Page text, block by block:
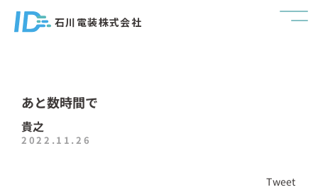
石川電装株式会社
あと数時間で
貴之
2022.11.26
Tweet